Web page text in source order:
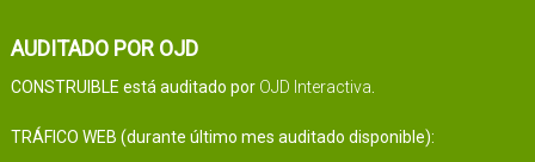
AUDITADO POR OJD
CONSTRUIBLE está auditado por OJD Interactiva.
TRÁFICO WEB (durante último mes auditado disponible):